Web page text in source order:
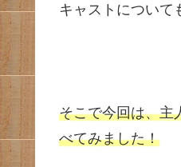
キャストについて
そこで今回は、主
べてみました！